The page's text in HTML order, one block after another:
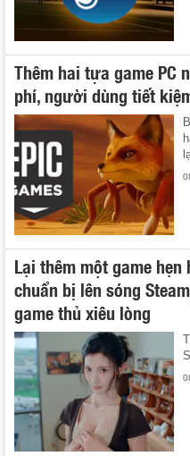
Thêm hai tựa game PC
phí, người dùng tiết
Lại thêm một game
chuẩn bị lên sóng
game thủ xiêu lòng